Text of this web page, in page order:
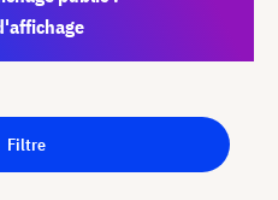
Filtre